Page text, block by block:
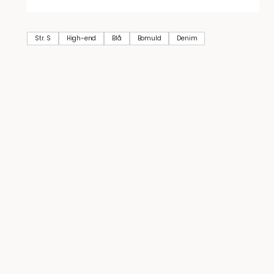
Str. S High-end Blå Bomuld Denim